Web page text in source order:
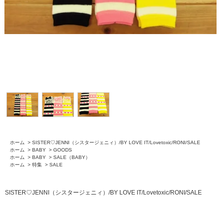
ホーム > SISTER♡JENNI（シスタージェニィ）/BY LOVE IT/Lovetoxic/RONI/SALE
ホーム
> BABY > GOODS
ホーム
> BABY > SALE（BABY）
ホーム
> 特集 > SALE
SISTER♡JENNI（シスタージェニィ）/BY LOVE IT/Lovetoxic/RONI/SALE